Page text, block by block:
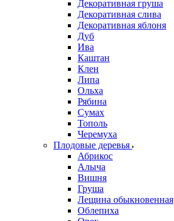
Декоративная груша
Декоративная слива
Декоративная яблоня
Дуб
Ива
Каштан
Клен
Липа
Ольха
Рябина
Сумах
Тополь
Черемуха
Плодовые деревья
Абрикос
Алыча
Вишня
Груша
Лещина обыкновенная
Облепиха